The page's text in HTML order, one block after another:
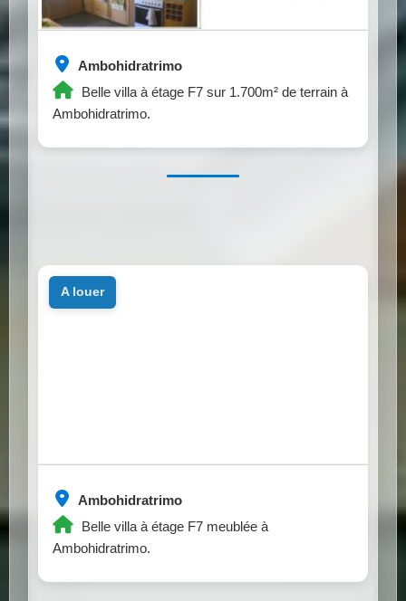
Ambohidratrimo
Belle villa à étage F7 sur 1.700m² de terrain à
Ambohidratrimo.
Ambohidratrimo
Belle villa à étage F7 meublée à
Ambohidratrimo.
a louer